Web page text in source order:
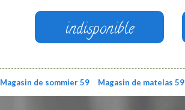
indisponible
Magasin de sommier 59 Magasin de matelas 59